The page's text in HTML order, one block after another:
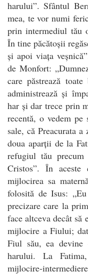
harului”. Sfântul
mea, te vor numi
prin intermediul tău
În tine păcătoșii
și apoi viața
de Monfort:
care păstrează
administrează și
har și dar trece prin
recentă, o vedem
sale, că Preacurata
doua aparții de la
refugiul tău
Cristos”. În aceste
mijlocirea sa
folosită de Isus:
precizare care la
face altceva decât
mijlocire a Fiului;
Fiul său, ea devine
harului. La
mijlocire-